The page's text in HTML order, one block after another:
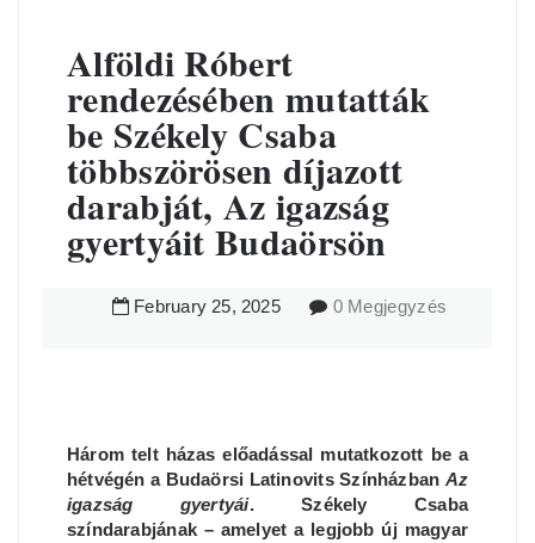
Alföldi Róbert
rendezésében mutatták
be Székely Csaba
többszörösen díjazott
darabját, Az igazság
gyertyáit Budaörsön
February 25, 2025 0 Megjegyzés
Három telt házas előadással mutatkozott be a
hétvégén a Budaörsi Latinovits Színházban Az
igazság gyertyái. Székely Csaba
színdarabjának – amelyet a legjobb új magyar